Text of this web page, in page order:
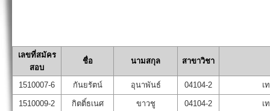
เลขที่สมัคร
สอบ
ชื่อ นามสกุล สาขาวิชา
1510007-6 กันยรัตน์ อุนาพันธ์ 04104-2 เ
1510009-2 กิตติ์ธเนศ ขาวชู 04104-2 เ